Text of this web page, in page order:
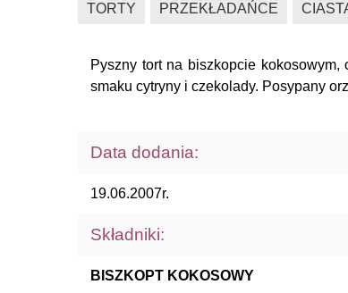
TORTY PRZEKŁADAŃCE
Pyszny tort na biszkopcie
smaku cytryny i czekolady. Posypany
Data dodania:
19.06.2007r.
Składniki:
BISZKOPT KOKOSOWY